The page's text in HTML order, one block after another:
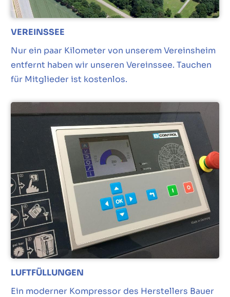
VEREINSSEE
Nur ein paar Kilometer von unserem Vereinsheim
entfernt haben wir unseren Vereinssee. Tauchen
für Mitglieder ist kostenlos.
LUFTFÜLLUNGEN
Ein moderner Kompressor des Herstellers Bauer